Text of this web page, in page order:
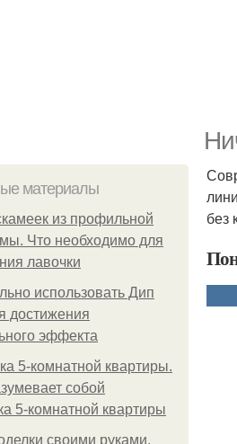
материалы
из профильной
Что необходимо для
лавочки
использовать Дип
достижения
эффекта
5-комнатной квартиры.
собой
5-комнатной квартиры
своими руками.
без